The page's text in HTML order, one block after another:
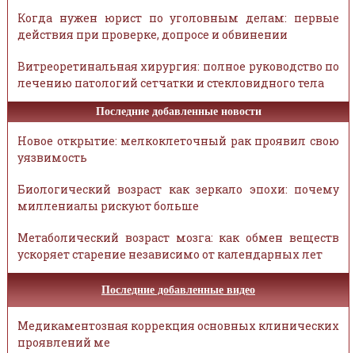
Когда нужен юрист по уголовным делам: первые
действия при проверке, допросе и обвинении
Витреоретинальная хирургия: полное руководство по
лечению патологий сетчатки и стекловидного тела
Последние добавленные новости
Новое открытие: мелкоклеточный рак проявил свою
уязвимость
Биологический возраст как зеркало эпохи: почему
миллениалы рискуют больше
Метаболический возраст мозга: как обмен веществ
ускоряет старение независимо от календарных лет
Последние добавленные видео
Медикаментозная коррекция основных клинических
проявлений ме